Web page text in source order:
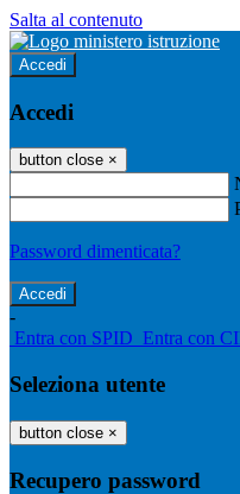
Salta al contenuto
Accedi
Accedi
button close ×
Password dimenticata?
-
Entra con SPID Entra con
Seleziona utente
button close ×
Recupero password